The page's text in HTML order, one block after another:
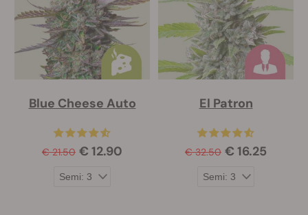
Blue Cheese Auto
€ 21.50 € 12.90
El Patron
€ 32.50 € 16.25